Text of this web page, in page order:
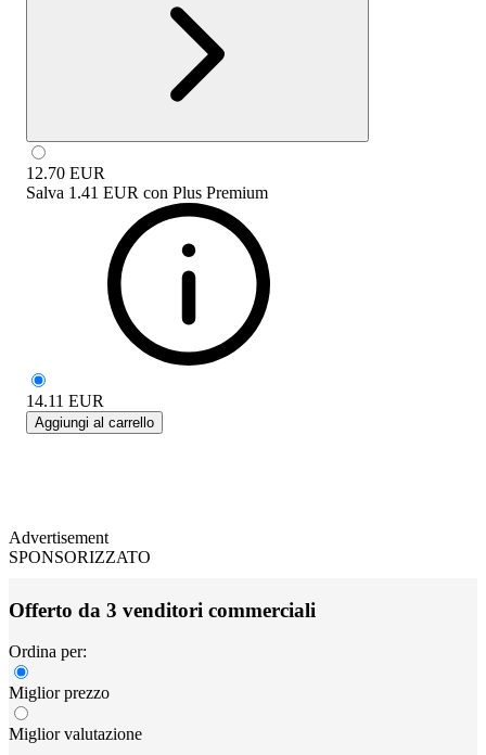
12.70 EUR
Salva 1.41 EUR con Plus Premium
14.11 EUR
Aggiungi al carrello
Advertisement
SPONSORIZZATO
Offerto da 3 venditori commerciali
Ordina per:
Miglior prezzo
Miglior valutazione